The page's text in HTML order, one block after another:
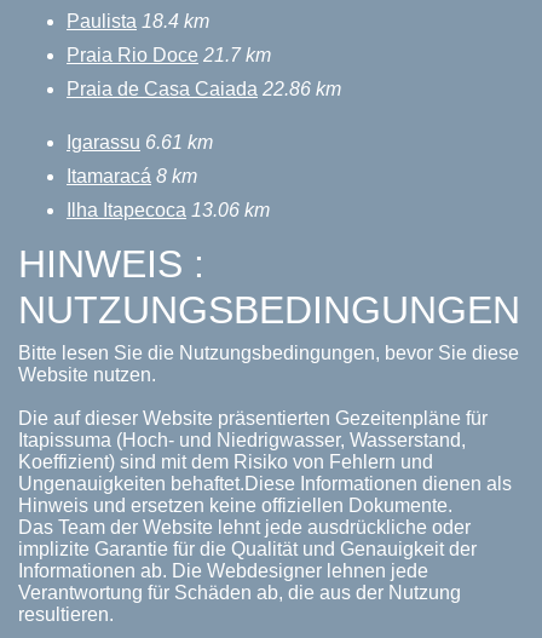
Paulista 18.4 km
Praia Rio Doce 21.7 km
Praia de Casa Caiada 22.86 km
Igarassu 6.61 km
Itamaracá 8 km
Ilha Itapecoca 13.06 km
HINWEIS :
NUTZUNGSBEDINGUNGEN
Bitte lesen Sie die Nutzungsbedingungen, bevor Sie diese
Website nutzen.
Die auf dieser Website präsentierten Gezeitenpläne für
Itapissuma (Hoch- und Niedrigwasser, Wasserstand,
Koeffizient) sind mit dem Risiko von Fehlern und
Ungenauigkeiten behaftet.Diese Informationen dienen als
Hinweis und ersetzen keine offiziellen Dokumente.
Das Team der Website lehnt jede ausdrückliche oder
implizite Garantie für die Qualität und Genauigkeit der
Informationen ab. Die Webdesigner lehnen jede
Verantwortung für Schäden ab, die aus der Nutzung
resultieren.